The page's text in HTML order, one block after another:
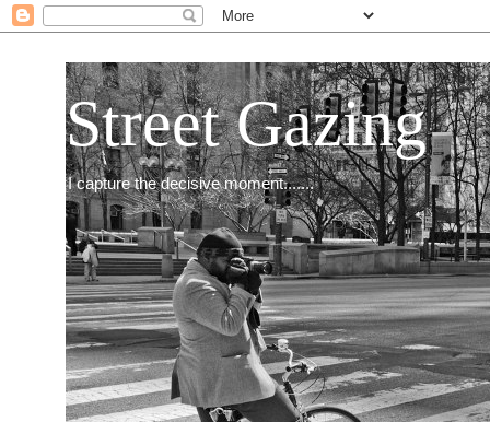
Street Gazing
I capture the decisive moment.......